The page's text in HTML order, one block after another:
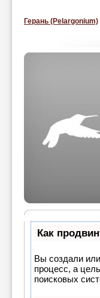
Герань (Pelargonium)
Как
Вы создали или
процесс, а
поисковых